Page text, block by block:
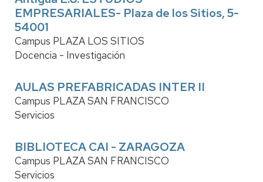
EMPRESARIALES- Plaza de los Sitios, 5-
54001
Campus PLAZA LOS SITIOS
Docencia - Investigación
AULAS PREFABRICADAS INTER II
Campus PLAZA SAN FRANCISCO
Servicios
BIBLIOTECA CAI - ZARAGOZA
Campus PLAZA SAN FRANCISCO
Servicios